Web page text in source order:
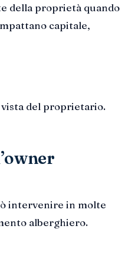
della proprietà quando
capitale,
vista del proprietario.
intervenire in molte
alberghiero.